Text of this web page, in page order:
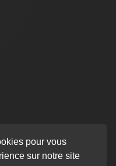
pour vous
sur notre site